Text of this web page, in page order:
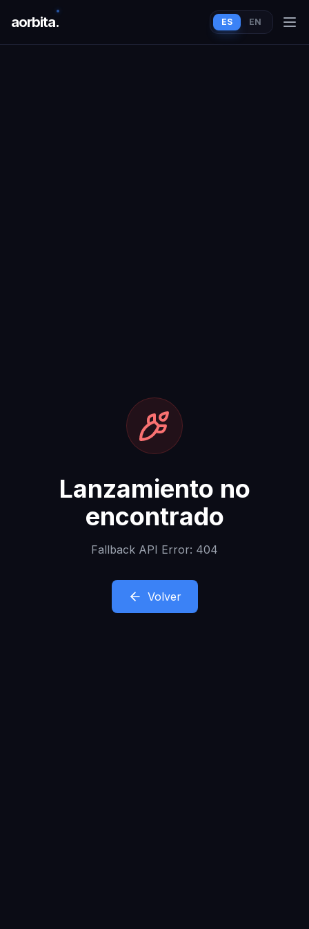
aorbita. ES EN
Lanzamiento no
encontrado
Fallback API Error: 404
Volver